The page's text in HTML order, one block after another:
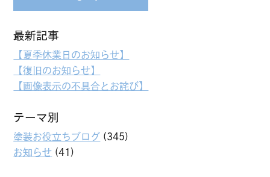
最新記事
【夏季休業日のお知らせ】
【復旧のお知らせ】
【画像表示の不具合とお詫び】
テーマ別
塗装お役立ちブログ (345)
お知らせ (41)